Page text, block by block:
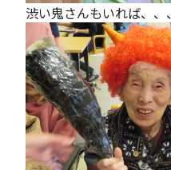
渋い鬼さんもいれば、、、